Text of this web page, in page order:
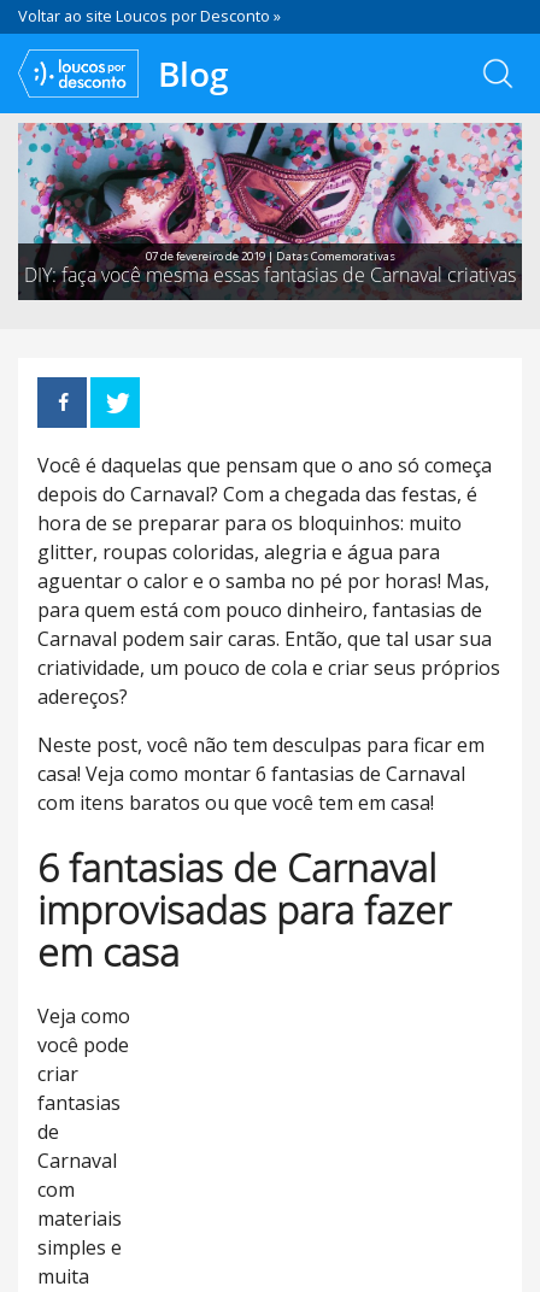
Voltar ao site Loucos por Desconto »
Blog
07 de fevereiro de 2019 | Datas Comemorativas
DIY: faça você mesma essas fantasias de Carnaval criativas
Você é daquelas que pensam que o ano só começa
depois do Carnaval? Com a chegada das festas, é
hora de se preparar para os bloquinhos: muito
glitter, roupas coloridas, alegria e água para
aguentar o calor e o samba no pé por horas! Mas,
para quem está com pouco dinheiro, fantasias de
Carnaval podem sair caras. Então, que tal usar sua
criatividade, um pouco de cola e criar seus próprios
adereços?
Neste post, você não tem desculpas para ficar em
casa! Veja como montar 6 fantasias de Carnaval
com itens baratos ou que você tem em casa!
6 fantasias de Carnaval
improvisadas para fazer
em casa
Veja como
você pode
criar
fantasias
de
Carnaval
com
materiais
simples e
muita